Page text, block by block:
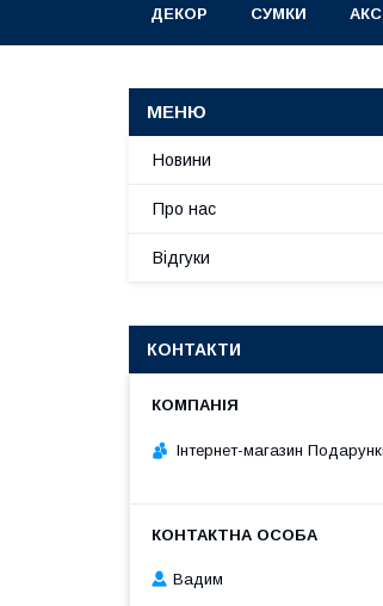
ДЕКОР СУМКИ
Новини
Про нас
Відгуки
КОНТАКТИ
Інтернет-магазин
Вадим